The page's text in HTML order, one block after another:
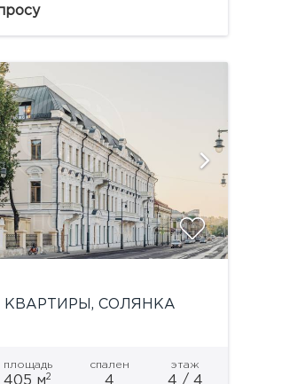
коммерческие точки
СОЛЯНКА
площадь
405 м2
спален
4
этаж
4 / 4